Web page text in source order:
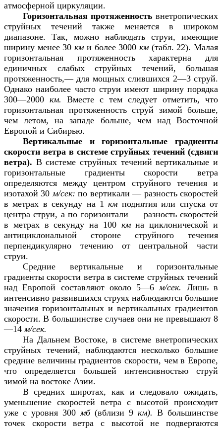
атмосферной циркуляции.
Горизонтальная протяженность внетропических
струйных течений также меняется в широком
диапазоне. Так, можно наблюдать струи, имеющие
ширину менее 30км и более 3000 км (табл. 22). Малая
горизонтальная протяженность характерна для
единичных слабых струйных течений, большая
протяженность,— для мощных слившихся 2—3 струй.
Однако наиболее часто струи имеют ширину порядка
300—2000 км. Вместе с тем следует отметить, что
горизонтальная протяженность струй зимой больше,
чем летом, на западе больше, чем над Восточной
Европой и Сибирью.
Вертикальные и горизонтальные градиенты
скорости ветра в системе струйных течений (сдвиги
ветра). В системе струйных течений вертикальные и
горизонтальные градиенты скорости ветра
определяются между центром струйного течения и
изотахой 30 м/сек:по вертикали — разность скоростей
в метрах в секунду на 1км поднятия или спуска от
центра струи, а по горизонтали — разность скоростей
в метрах в секунду на 100 кмна циклонической и
антициклональной стороне струйного течения
перпендикулярно течению от центральной части
струи.
Средние вертикальные и горизонтальные
градиенты скорости ветра в системе струйных течений
над Европой составляют около 5—6 м/сек. Лишь в
интенсивно развившихся струях наблюдаются большие
значения горизонтальных и вертикальных градиентов
скорости. В большинстве случаев они не превышают 8
—14 м/сек.
На Дальнем Востоке, в системе внетропических
струйных течений, наблюдаются несколько большие
средние величины градиентов скорости, чем в Европе,
что определяется большей интенсивностью струй
зимой на востоке Азии.
В средних широтах, как и следовало ожидать,
уменьшение скоростей ветра с высотой происходит
уже с уровня 300 мб (вблизи 9 км). В большинстве
точек скорости ветра с высотой не подвергаются